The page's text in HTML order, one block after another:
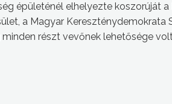
épületénél elhelyezte koszorúját
a Magyar Kereszténydemokrata
részt vevőnek lehetősége